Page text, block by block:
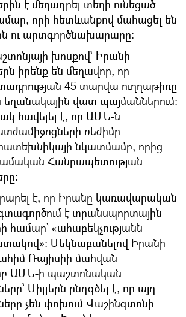
է մեղադրել տեղի ունեցած
որի հետևանքով մահացել են
ու արտգործնախարարը:
խոսքով` Իրանի
իրենք են մեղավոր, որ
45 տարվա ուղղաթիռը
եղանակային վատ պայմաններում։
հավելել է, որ ԱՄՆ-ն
ռեժիմը
նկատմամբ, որից
Հանրապետության
է, որ Իրանը կառավարական
է տրանսպորտային
համար՝ «ահաբեկչությանն
Մեկնաբանելով Իրանի
Ռայիսիի մահվան
ԱՄՆ-ի պաշտոնական
Միլլերն ընդգծել է, որ այդ
չեն փոխում Վաշինգտոնի